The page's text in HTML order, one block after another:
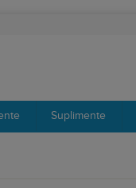
Suplimente